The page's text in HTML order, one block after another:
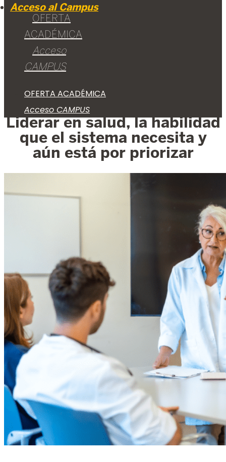
Acceso al Campus
OFERTA
ACADÉMICA
Acceso
CAMPUS
OFERTA ACADÉMICA
Acceso CAMPUS
Liderar en salud, la habilidad
que el sistema necesita y
aún está por priorizar